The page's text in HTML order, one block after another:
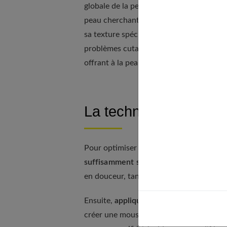
globale de la peau en association avec
peau cherchant à se protéger, sont
sa texture spécifique, permet une
problèmes cutanés comme les poils
offrant à la peau un aspect plus sain et
La technique
Pour optimiser l'utilisation de votre lofa,
suffisamment souple
en douceur, tandis qu'une légère
Ensuite, appliquez une petite quantité
créer une mousse abondante avec peu